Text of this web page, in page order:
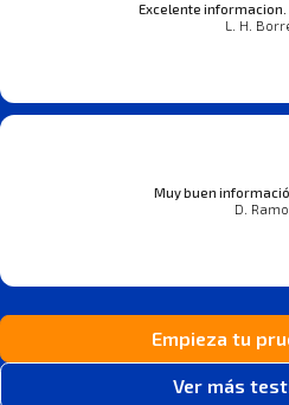
Excelente informacion.
L. H.
Muy buen
D.
Empieza tu
Ver más